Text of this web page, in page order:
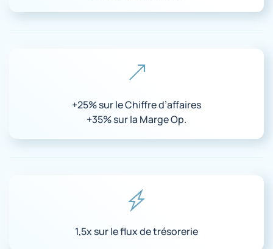
+25% sur le Chiffre d’affaires
+35% sur la Marge Op.
1,5x sur le flux de trésorerie